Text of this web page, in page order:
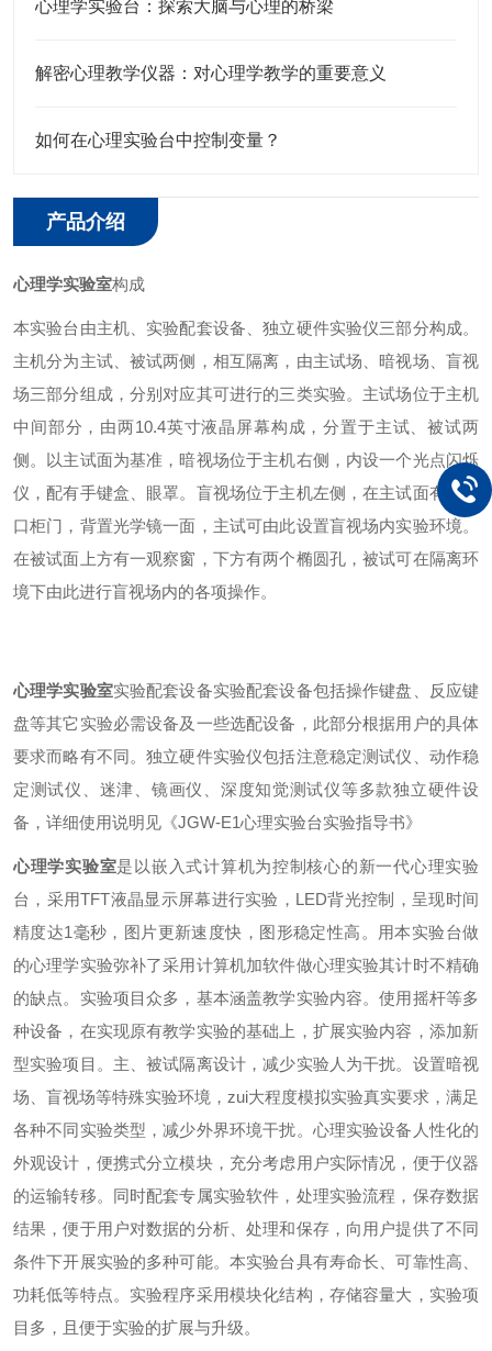
心理学实验台：探索大脑与心理的桥梁
解密心理教学仪器：对心理学教学的重要意义
如何在心理实验台中控制变量？
产品介绍
心理学实验室构成
本实验台由主机、实验配套设备、独立硬件实验仪三部分构成。
主机分为主试、被试两侧，相互隔离，由主试场、暗视场、盲视
场三部分组成，分别对应其可进行的三类实验。主试场位于主机
中间部分，由两10.4英寸液晶屏幕构成，分置于主试、被试两
侧。以主试面为基准，暗视场位于主机右侧，内设一个光点闪烁
仪，配有手键盒、眼罩。盲视场位于主机左侧，在主试面有一开
口柜门，背置光学镜一面，主试可由此设置盲视场内实验环境。
在被试面上方有一观察窗，下方有两个椭圆孔，被试可在隔离环
境下由此进行盲视场内的各项操作。
心理学实验室实验配套设备实验配套设备包括操作键盘、反应键
盘等其它实验必需设备及一些选配设备，此部分根据用户的具体
要求而略有不同。独立硬件实验仪包括注意稳定测试仪、动作稳
定测试仪、迷津、镜画仪、深度知觉测试仪等多款独立硬件设
备，详细使用说明见《JGW-E1心理实验台实验指导书》
心理学实验室是以嵌入式计算机为控制核心的新一代心理实验
台，采用TFT液晶显示屏幕进行实验，LED背光控制，呈现时间
精度达1毫秒，图片更新速度快，图形稳定性高。用本实验台做
的心理学实验弥补了采用计算机加软件做心理实验其计时不精确
的缺点。实验项目众多，基本涵盖教学实验内容。使用摇杆等多
种设备，在实现原有教学实验的基础上，扩展实验内容，添加新
型实验项目。主、被试隔离设计，减少实验人为干扰。设置暗视
场、盲视场等特殊实验环境，zui大程度模拟实验真实要求，满足
各种不同实验类型，减少外界环境干扰。心理实验设备人性化的
外观设计，便携式分立模块，充分考虑用户实际情况，便于仪器
的运输转移。同时配套专属实验软件，处理实验流程，保存数据
结果，便于用户对数据的分析、处理和保存，向用户提供了不同
条件下开展实验的多种可能。本实验台具有寿命长、可靠性高、
功耗低等特点。实验程序采用模块化结构，存储容量大，实验项
目多，且便于实验的扩展与升级。